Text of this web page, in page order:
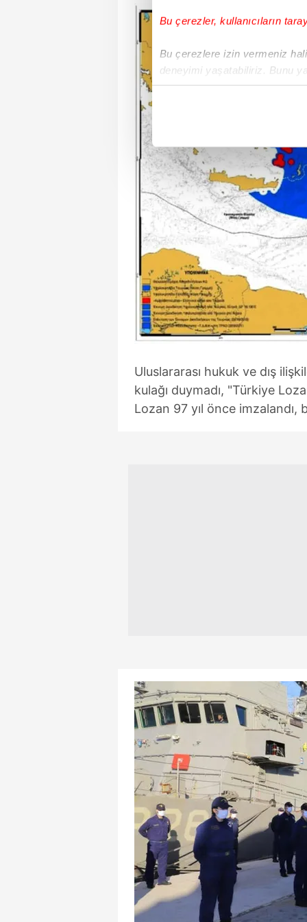
Bu çerezler, kullanıcıların
Bu çerezlere izin vermeniz
deneyimi yaşatabiliriz. Bunu
içerikleri sunabilmek adına
Sizlere daha iyi bir hizmet
çerezler vasıtasıyla çeşitli
amacıyla kullanılmaktadır.
reklam/pazarlama
Çerezlere ilişkin tercihlerinizi
butonuna tıklayabilir, Çerez
6698 sayılı Kişisel Verilerin
mevzuata uygun olarak
Uluslararası hukuk ve dış
kulağı duymadı, "Türkiye
Lozan 97 yıl önce